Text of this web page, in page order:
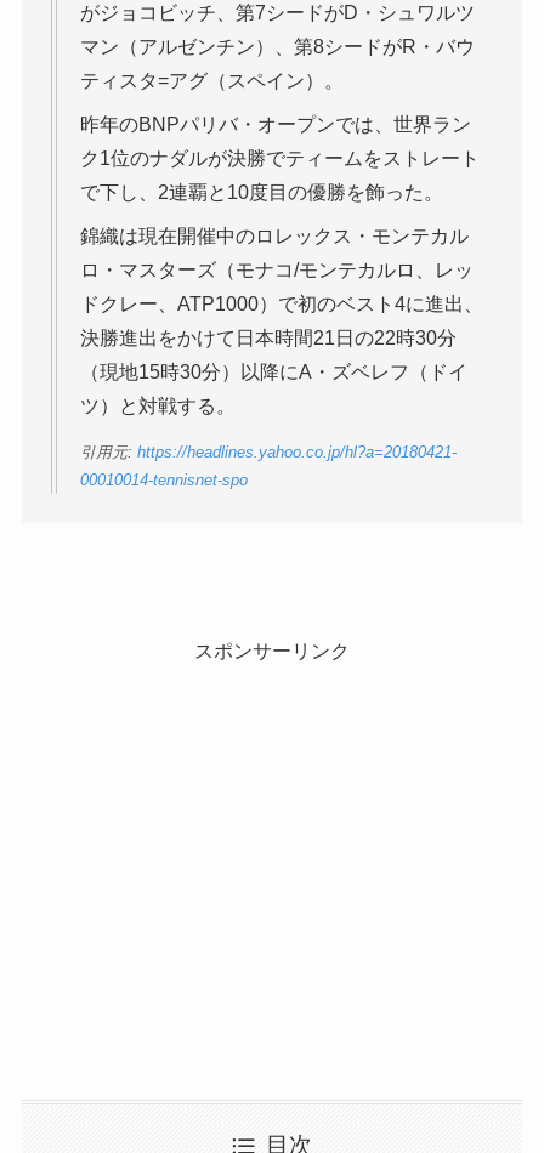
がジョコビッチ、第7シードがD・シュワルツ
マン（アルゼンチン）、第8シードがR・バウ
ティスタ=アグ（スペイン）。
昨年のBNPパリバ・オープンでは、世界ラン
ク1位のナダルが決勝でティームをストレート
で下し、2連覇と10度目の優勝を飾った。
錦織は現在開催中のロレックス・モンテカル
ロ・マスターズ（モナコ/モンテカルロ、レッ
ドクレー、ATP1000）で初のベスト4に進出、
決勝進出をかけて日本時間21日の22時30分
（現地15時30分）以降にA・ズベレフ（ドイ
ツ）と対戦する。
引用元: https://headlines.yahoo.co.jp/hl?a=20180421-
00010014-tennisnet-spo
スポンサーリンク
目次